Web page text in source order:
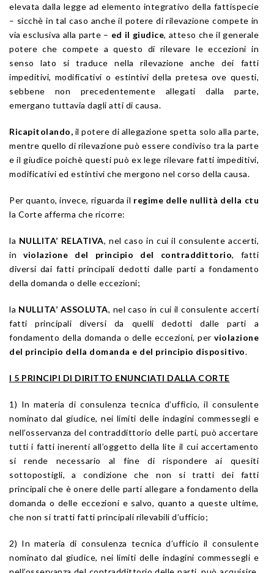
elevata dalla legge ad elemento integrativo della fattispecie
– sicchè in tal caso anche il potere di rilevazione compete in
via esclusiva alla parte – ed il giudice, atteso che il generale
potere che compete a questo di rilevare le eccezioni in
senso lato si traduce nella rilevazione anche dei fatti
impeditivi, modificativi o estintivi della pretesa ove questi,
sebbene non precedentemente allegati dalla parte,
emergano tuttavia dagli atti di causa.
Ricapitolando, il potere di allegazione spetta solo alla parte,
mentre quello di rilevazione può essere condiviso tra la parte
e il giudice poichè questi può ex lege rilevare fatti impeditivi,
modificativi ed estintivi che mergono nel corso della causa.
Per quanto, invece, riguarda il regime delle nullità della ctu
la Corte afferma che ricorre:
la NULLITA’ RELATIVA, nel caso in cui il consulente accerti,
in violazione del principio del contraddittorio, fatti
diversi dai fatti principali dedotti dalle parti a fondamento
della domanda o delle eccezioni;
la NULLITA’ ASSOLUTA, nel caso in cui il consulente accerti
fatti principali diversi da quelli dedotti dalle parti a
fondamento della domanda o delle eccezioni, per violazione
del principio della domanda e del principio dispositivo.
I 5 PRINCIPI DI DIRITTO ENUNCIATI DALLA CORTE
1) In materia di consulenza tecnica d’ufficio, il consulente
nominato dal giudice, nei limiti delle indagini commessegli e
nell’osservanza del contraddittorio delle parti, può accertare
tutti i fatti inerenti all’oggetto della lite il cui accertamento
si rende necessario al fine di rispondere ai quesiti
sottopostigli, a condizione che non si tratti dei fatti
principali che è onere delle parti allegare a fondamento della
domanda o delle eccezioni e salvo, quanto a queste ultime,
che non si tratti fatti principali rilevabili d’ufficio;
2) In materia di consulenza tecnica d’ufficio il consulente
nominato dal giudice, nei limiti delle indagini commessegli e